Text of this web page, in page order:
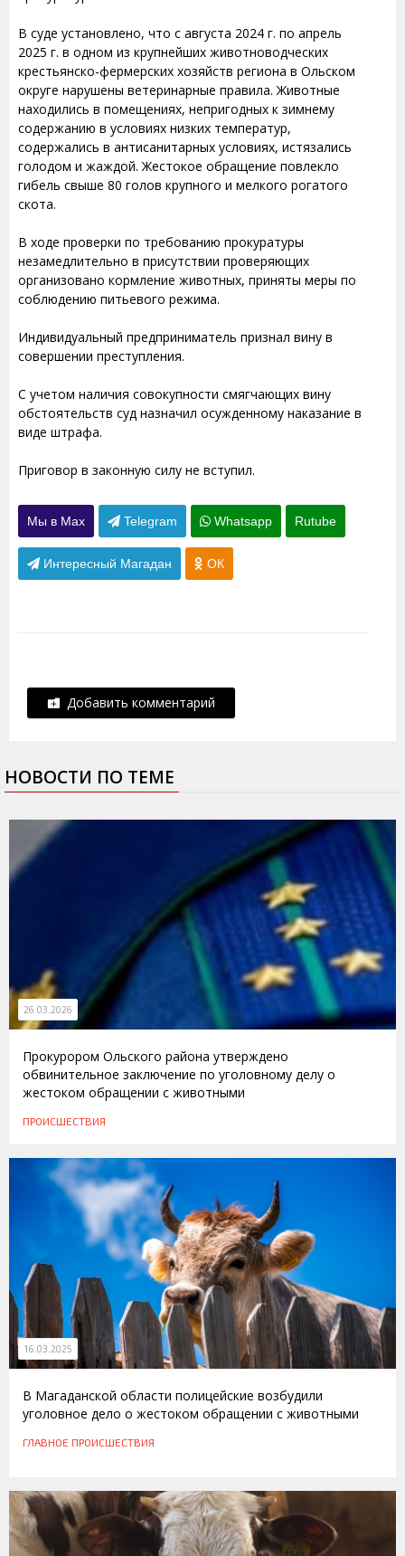
В суде установлено, что с августа 2024 г. по апрель
2025 г. в одном из крупнейших животноводческих
крестьянско-фермерских хозяйств региона в Ольском
округе нарушены ветеринарные правила. Животные
находились в помещениях, непригодных к зимнему
содержанию в условиях низких температур,
содержались в антисанитарных условиях, истязались
голодом и жаждой. Жестокое обращение повлекло
гибель свыше 80 голов крупного и мелкого рогатого
скота.
В ходе проверки по требованию прокуратуры
незамедлительно в присутствии проверяющих
организовано кормление животных, приняты меры по
соблюдению питьевого режима.
Индивидуальный предприниматель признал вину в
совершении преступления.
С учетом наличия совокупности смягчающих вину
обстоятельств суд назначил осужденному наказание в
виде штрафа.
Приговор в законную силу не вступил.
Мы в Max Telegram Whatsapp Rutube
Интересный Магадан ОК
Добавить комментарий
НОВОСТИ ПО ТЕМЕ
26.03.2026
Прокурором Ольского района утверждено
обвинительное заключение по уголовному делу о
жестоком обращении с животными
ПРОИСШЕСТВИЯ
16.03.2025
В Магаданской области полицейские возбудили
уголовное дело о жестоком обращении с животными
ГЛАВНОЕ ПРОИСШЕСТВИЯ